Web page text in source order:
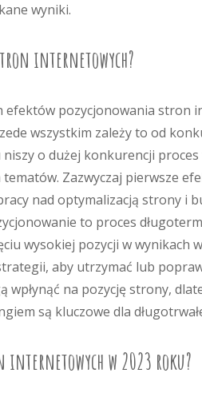
wyniki.
internetowych?
efektów pozycjonowania stron
wszystkim zależy to od
o dużej konkurencji
Zazwyczaj pierwsze
nad optymalizacją strony i
to proces
wysokiej pozycji w wynikach
aby utrzymać lub
wpłynąć na pozycję strony,
są kluczowe dla
internetowych w 2023 roku?